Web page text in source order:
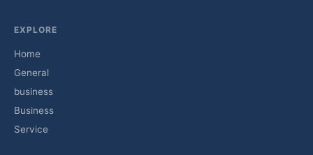
EXPLORE
Home
General
business
Business
Service